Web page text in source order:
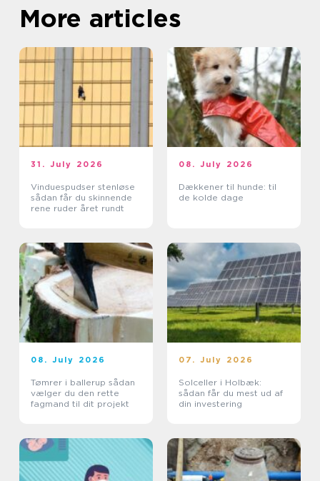
More articles
31. July 2026
Vinduespudser stenløse
sådan får du skinnende
rene ruder året rundt
08. July 2026
Dækkener til hunde: til
de kolde dage
08. July 2026
Tømrer i ballerup sådan
vælger du den rette
fagmand til dit projekt
07. July 2026
Solceller i Holbæk:
sådan får du mest ud af
din investering